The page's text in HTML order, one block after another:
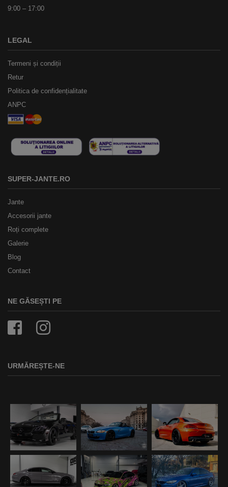
9:00 – 17:00
LEGAL
Termeni și condiții
Retur
Politica de confidențialitate
ANPC
SUPER-JANTE.RO
Jante
Accesorii jante
Roți complete
Galerie
Blog
Contact
NE GĂSEȘTI PE
URMĂREȘTE-NE